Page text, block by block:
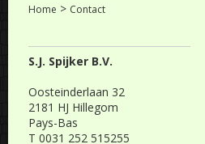
Home > Contact
S.J. Spijker B.V.
Oosteinderlaan 32
2181 HJ Hillegom
Pays-Bas
T 0031 252 515255